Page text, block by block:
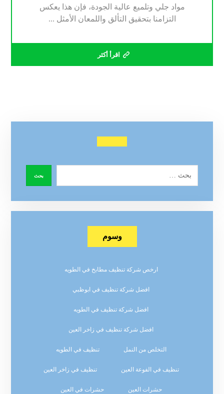
مواد جلي وتلميع عالية الجودة، فإن هذا يعكس
التزامنا بتحقيق التألق واللمعان الأمثل ...
اقرأ أكثر
وسوم
ارخص شركة تنظيف مطابخ في الطويه
افضل شركة تنظيف في ابوظبي
افضل شركة تنظيف في الطويه
افضل شركة تنظيف في زاخر العين
التخلص من النمل تنظيف في الطويه
تنظيف في الفوعة العين تنظيف في زاخر العين
حشرات العين حشرات في العين